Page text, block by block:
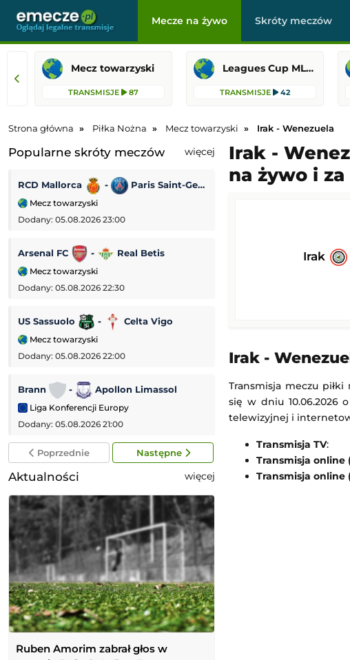
Mecze na żywo Skróty meczów
Mecz towarzyski
TRANSMISJE 87
Leagues Cup MLS Liga MX
TRANSMISJE 42
Strona główna Piłka Nożna Mecz towarzyski Irak - Wenezuela
Popularne skróty meczów więcej
RCD Mallorca - Paris Saint-Germain
Mecz towarzyski
Dodany: 05.08.2026 23:00
Arsenal FC - Real Betis
Mecz towarzyski
Dodany: 05.08.2026 22:30
US Sassuolo - Celta Vigo
Mecz towarzyski
Dodany: 05.08.2026 22:00
Brann - Apollon Limassol
Liga Konferencji Europy
Dodany: 05.08.2026 21:00
SSC Napoli - CA
Sabah
Dodany: 05.08.2026 15:30
AC Milan - Inter
Mecz towarzyski
Dodany: 05.08.2026 14:00
Poprzednie Następne
Aktualności więcej
Ruben Amorim zabrał głos w
Irak -
na żywo i
Irak
Irak -
Transmisja meczu
się w dniu 10.06.2026
telewizyjnej i
Transmisja TV:
Transmisja
Transmisja online